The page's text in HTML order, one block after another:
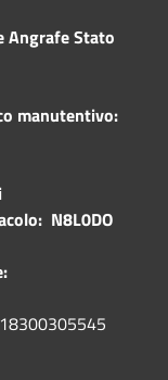
Angrafe Stato
manutentivo:
N8L0DO